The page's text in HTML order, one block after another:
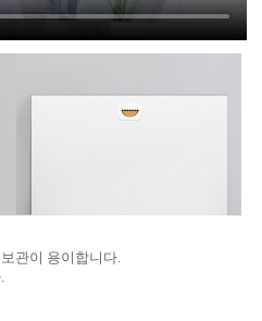
관이 용이합니다.